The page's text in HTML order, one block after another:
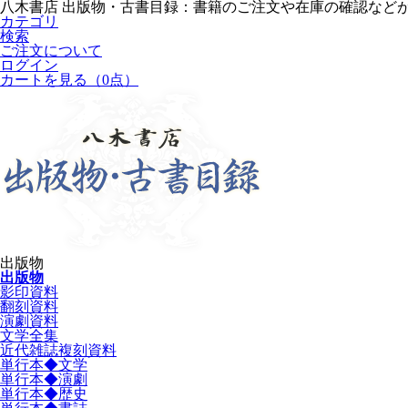
八木書店 出版物・古書目録：書籍のご注文や在庫の確認など
カテゴリ
検索
ご注文について
ログイン
カートを見る
（0点）
出版物
出版物
影印資料
翻刻資料
演劇資料
文学全集
近代雑誌複刻資料
単行本◆文学
単行本◆演劇
単行本◆歴史